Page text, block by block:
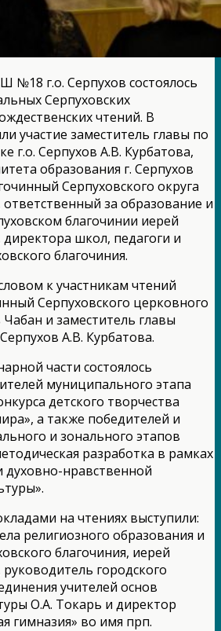
№18 г.о. Серпухов состоялось
Серпуховских
чтений. В
участие заместитель главы по
г.о. Серпухов А.В. Курбатова,
образования г. Серпухов
Серпуховского округа
за образование и
благочинии иерей
школ, педагоги и
благочиния.
к участникам чтений
Серпуховского церковного
и заместитель главы
А.В. Курбатова.
части состоялось
муниципального этапа
детского творчества
а также победителей и
и зонального этапов
разработка в рамках
нравственной
на чтениях выступили:
религиозного образования и
благочиния, иерей
городского
учителей основ
О.А. Токарь и директор
гимназия» во имя прп.